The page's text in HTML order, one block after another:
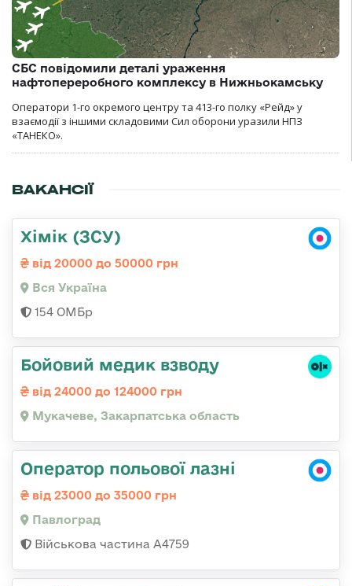
СБС повідомили деталі ураження
нафтопереробного комплексу в Нижньокамську
Оператори 1-го окремого центру та 413-го полку «Рейд» у
взаємодії з іншими складовими Сил оборони уразили НПЗ
«ТАНЕКО».
ВАКАНСІЇ
Хімік (ЗСУ)
від 20000 до 50000 грн
Вся Україна
154 ОМБр
Бойовий медик взводу
від 24000 до 124000 грн
Мукачеве, Закарпатська область
Оператор польової лазні
від 23000 до 35000 грн
Павлоград
Військова частина А4759